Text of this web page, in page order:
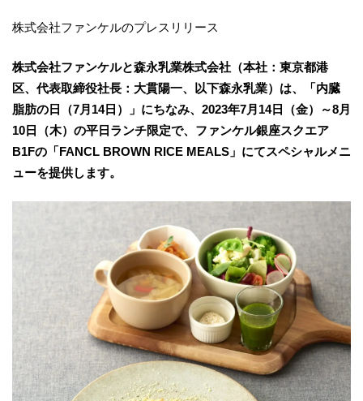
株式会社ファンケルのプレスリリース
株式会社ファンケルと森永乳業株式会社（本社：東京都港
区、代表取締役社長：大貫陽一、以下森永乳業）は、「内臓
脂肪の日（7月14日）」にちなみ、2023年7月14日（金）～8月
10日（木）の平日ランチ限定で、ファンケル銀座スクエア
B1Fの「FANCL BROWN RICE MEALS」にてスペシャルメニ
ューを提供します。